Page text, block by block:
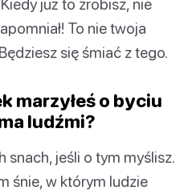
już to zrobisz, nie
To nie twoja
się śmiać z tego.
marzyłeś o byciu
ludźmi?
snach, jeśli o tym myślisz.
śnie, w którym ludzie